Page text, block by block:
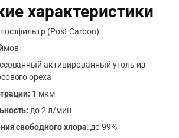
характеристики
(Post Carbon)
активированный уголь из
ореха
1 мкм
до 2 л/мин
свободного хлора: до 99%